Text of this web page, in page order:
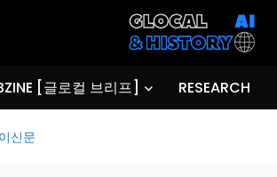
[글로컬 브리프] RESEARCH
신문